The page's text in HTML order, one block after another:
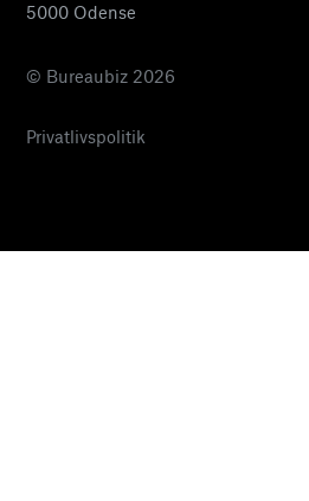
5000 Odense
© Bureaubiz 2026
Privatlivspolitik